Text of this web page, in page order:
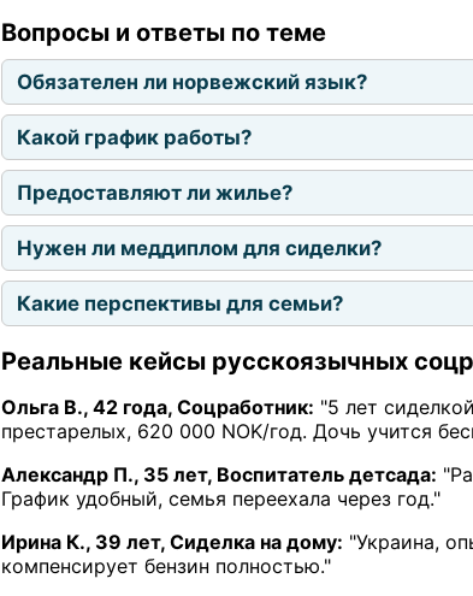
Вопросы и ответы по теме
Обязателен ли норвежский язык?
Какой график работы?
Предоставляют ли жилье?
Нужен ли меддиплом для сиделки?
Какие перспективы для семьи?
Реальные кейсы русскоязычных
Ольга В., 42 года, Соцработник: "5 лет
престарелых, 620 000 NOK/год. Дочь учится
Александр П., 35 лет, Воспитатель детсада:
График удобный, семья переехала через год."
Ирина К., 39 лет, Сиделка на дому: "Украина,
компенсирует бензин полностью."